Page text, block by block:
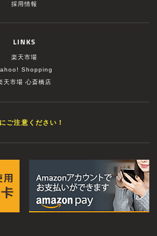
採用情報
LINKS
楽天市場
Shopping
天市場 心斎橋店
ご注意ください！